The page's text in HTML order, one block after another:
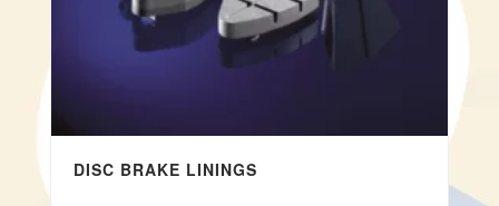
DISC BRAKE LININGS